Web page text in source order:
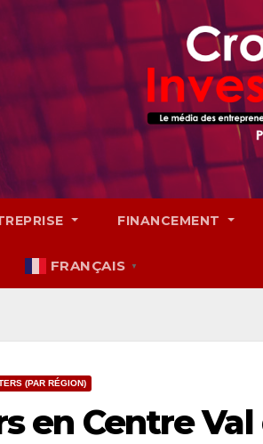
FINANCEMENT
FRANÇAIS ▼
(PAR RÉGION)
en Centre